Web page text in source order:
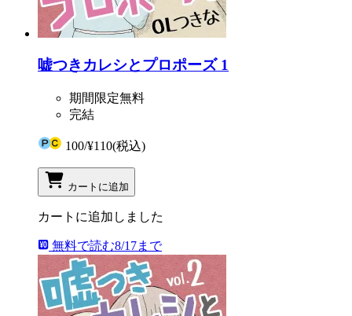
嘘つきカレシとプロポーズ 1
期間限定無料
完結
100/¥110(税込)
カートに追加
カートに追加しました
無料で読む8/17まで